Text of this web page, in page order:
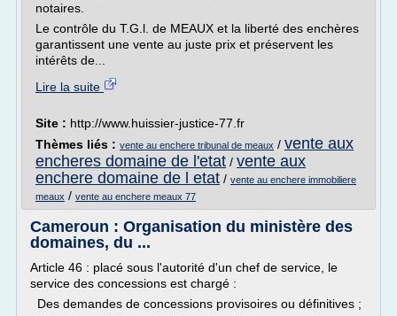
notaires.
Le contrôle du T.G.l. de MEAUX et la liberté des enchères
garantissent une vente au juste prix et préservent les
intérêts de...
Lire la suite
Site : http://www.huissier-justice-77.fr
Thèmes liés : vente au enchere tribunal de meaux / vente aux
encheres domaine de l'etat / vente aux
enchere domaine de l etat / vente au enchere immobiliere
meaux / vente au enchere meaux 77
Cameroun : Organisation du ministère des
domaines, du ...
Article 46 : placé sous l'autorité d'un chef de service, le
service des concessions est chargé :
Des demandes de concessions provisoires ou définitives ;